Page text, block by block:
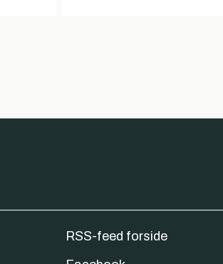
RSS-feed forside